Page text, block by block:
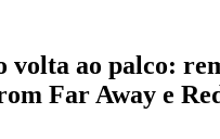
volta ao palco:
Far Away e